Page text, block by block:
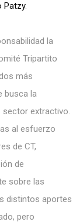
Patzy.
la
Tripartito
más
busca la
sector extractivo.
al esfuerzo
de CT,
de
sobre las
distintos aportes
pero